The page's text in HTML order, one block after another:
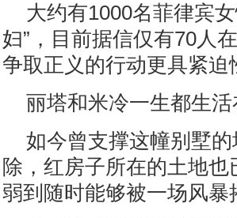
大约有1000名菲律宾
妇”，目前据信仅有70人
争取正义的行动更具紧迫
丽塔和米冷一生都生
如今曾支撑这幢别墅
除，红房子所在的土地
弱到随时能够被一场风暴